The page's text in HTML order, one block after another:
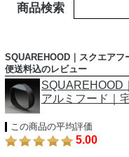
商品検索
SQUAREHOOD｜スクエア
便送料込のレビュー
SQUAREHOOD
アルミフード｜
この商品の平均評価
5.00